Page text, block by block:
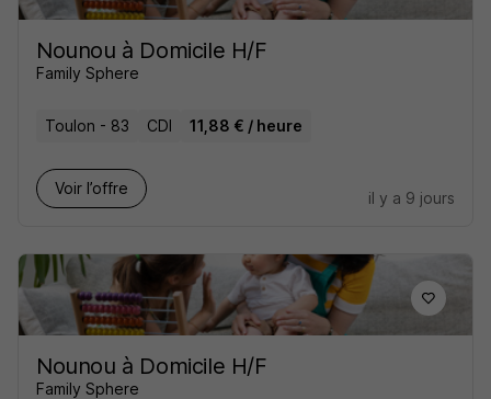
Nounou à Domicile H/F
Family Sphere
Toulon - 83 CDI 11,88 € / heure
Voir l’offre
il y a 9 jours
Nounou à Domicile H/F
Family Sphere